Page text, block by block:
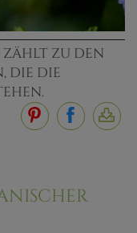
ZÄHLT ZU DEN
DIE DIE